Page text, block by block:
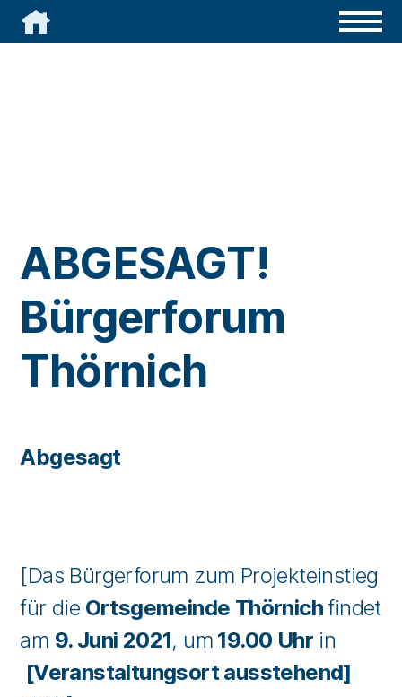

ABGESAGT!
Bürgerforum
Thörnich
Abgesagt
[Das Bürgerforum zum Projekteinstieg
für die Ortsgemeinde Thörnich findet
am 9. Juni 2021, um 19.00 Uhr in
[Veranstaltungsort ausstehend]